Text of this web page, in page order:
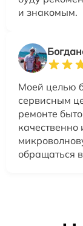
и знакомым.
Моей целью
сервисным
ремонте
обращаться